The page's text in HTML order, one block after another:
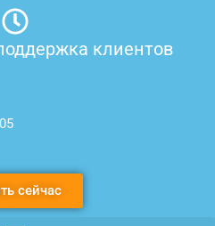
клиентов
сейчас